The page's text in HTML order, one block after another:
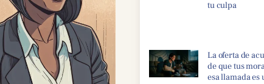
tu culpa
La oferta de
de que tus
esa llamada es